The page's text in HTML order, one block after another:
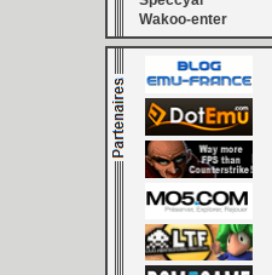
Wakoo-enter